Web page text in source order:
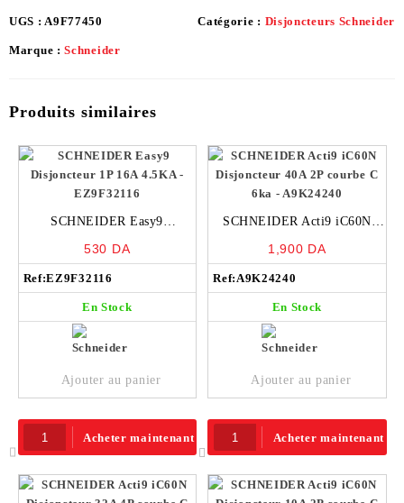
UGS : A9F77450 Catégorie : Disjoncteurs Schneider
Marque :Schneider
Produits similaires
SCHNEIDER Easy9
530 DA
Ref:EZ9F32116
En Stock
Ajouter au panier
Acheter maintenant
SCHNEIDER Acti9 iC60N
6ka – A9K24240
1,900 DA
Ref:A9K24240
En Stock
Ajouter au panier
Acheter maintenant